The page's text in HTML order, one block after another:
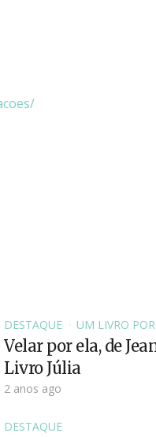
DESTAQUE UM LIVRO
Velar por ela, de
Livro Júlia
2 anos ago
DESTAQUE